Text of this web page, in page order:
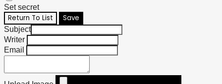
Set secret
Return To List Save
Subject
Writer
Email